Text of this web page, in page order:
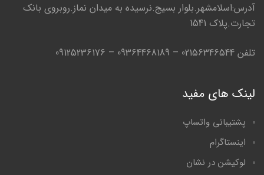
آدرس:اسلامشهر.بلوار بسیج.نرسیده به میدان نماز.روبروی بانک
تجارت.پلاک 1541
تلفن 02156346544 – 09364468189 – 09125236176
لینک های مفید
پشتیبانی واتساپ
اینستاگرام
لوکیشن در نشان